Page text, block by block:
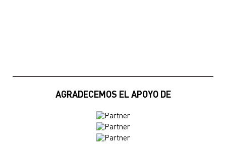
AGRADECEMOS EL APOYO DE